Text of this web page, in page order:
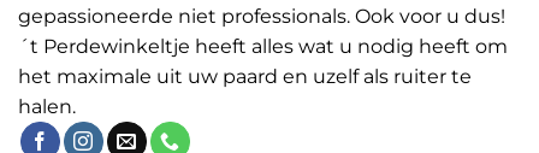
gepassioneerde niet professionals. Ook voor u dus!
´t Perdewinkeltje heeft alles wat u nodig heeft om
het maximale uit uw paard en uzelf als ruiter te
halen.